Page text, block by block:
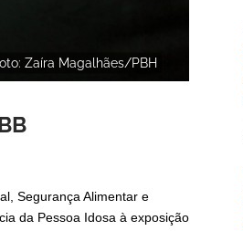
Zaíra Magalhães/PBH
Segurança Alimentar e
da Pessoa Idosa à exposição